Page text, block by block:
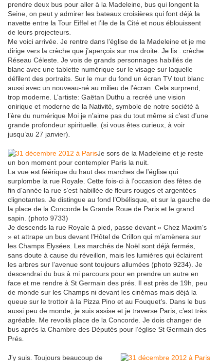
prendre deux bus pour aller à la Madeleine, bus qui longent la
Seine, on peut y admirer les bateaux croisières qui font déjà la
navette entre la Tour Eiffel et l’ile de la Cité et nous éblouissent
de leurs projecteurs.
Me voici arrivée. Je rentre dans l’église de la Madeleine et je me
dirige vers la crèche que j’aperçois sur ma droite. Je lis : crèche
Réseau Céleste. Je vois de grands personnages habillés de
blanc avec une tablette numérique sur le visage sur laquelle
défilent des portraits. Sur le mur du fond un écran TV tout blanc
aussi avec un nouveau-né au milieu de l’écran. Cela surprend,
trop moderne. L’artiste: Gaëtan Duthu a recréé une vision
onirique et moderne de la Nativité, symbole de notre société à
l’ère du numérique Moi je n’aime pas du tout même si c’est d’une
grande profondeur spirituelle. (si vous êtes curieux, à voir
jusqu’au 27 janvier).
Je sors de la Madeleine et je reste
un bon moment pour contempler Paris la nuit.
La vue est féérique du haut des marches de l’église qui
surplombe la rue Royale. Cette fois-ci à l’occasion des fêtes de
fin d’année la rue s’est habillée de fleurs rouges et argentées
clignotantes. Je distingue au fond l’Obélisque, et sur la gauche de
la place de la Concorde la Grande Roue de Paris et le grand
sapin. (photo 9733)
Je descends la rue Royale à pied, passe devant « Chez Maxim’s
» et attrape un bus devant l’Hôtel de Crillon qui m’amènera sur
les Champs Elysées. Les marchés de Noël sont déjà fermés,
sans doute à cause du réveillon, mais les lumières qui éclairent
les arbres sur l’avenue sont toujours allumées (photo 9234). Je
descendrai du bus à mi parcours pour en prendre un autre en
face et me rendre à St Germain des prés. Il est près de 19h, peu
de monde sur les Champs ni devant les cinémas mais déjà la
queue sur le trottoir à la Pizza Pino et au Fouquet’s. Dans le bus
aussi peu de monde, je suis assise et je traverse Paris, c’est très
agréable. Me revoilà place de la Concorde. Je dois changer de
bus après la Chambre des Députés pour l’église St Germain des
Prés.
J’y suis. Toujours beaucoup de